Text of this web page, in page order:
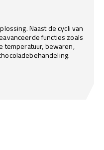
Naast de cycli van
functies zoals
temperatuur, bewaren,